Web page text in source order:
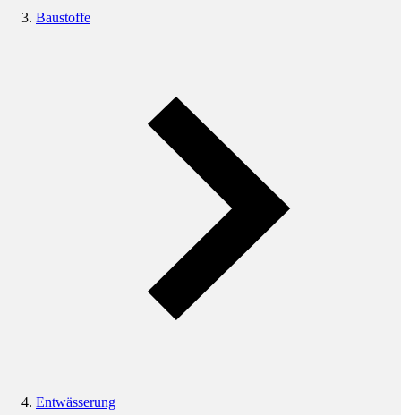
Baustoffe
Entwässerung